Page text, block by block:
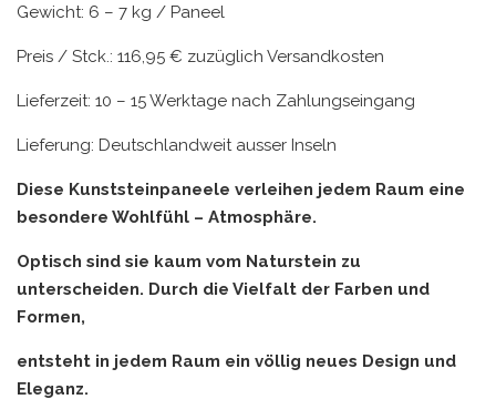
Gewicht: 6 – 7 kg / Paneel
Preis / Stck.: 116,95 € zuzüglich Versandkosten
Lieferzeit: 10 – 15 Werktage nach Zahlungseingang
Lieferung: Deutschlandweit ausser Inseln
Diese Kunststeinpaneele verleihen jedem Raum eine
besondere Wohlfühl – Atmosphäre.
Optisch sind sie kaum vom Naturstein zu
unterscheiden. Durch die Vielfalt der Farben und
Formen,
entsteht in jedem Raum ein völlig neues Design und
Eleganz.